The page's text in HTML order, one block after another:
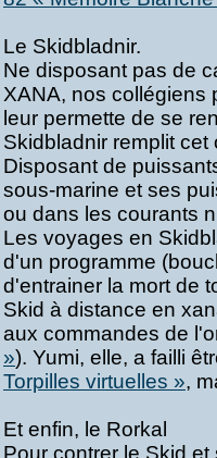
Le Skidbladnir.
Ne disposant pas de
XANA, nos collégiens
leur permette de se
Skidbladnir remplit cet
Disposant de
sous-marine et ses
ou dans les courants
Les voyages en
d'un programme
d'entrainer la mort de
Skid à distance en
aux commandes de
»). Yumi, elle, a failli
Torpilles virtuelles »,
Et enfin, le Rorkal
Pour contrer le Skid